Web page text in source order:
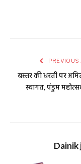
PREVIOUS
बस्तर की धरती पर
स्वागत, पंडुम
Dainik